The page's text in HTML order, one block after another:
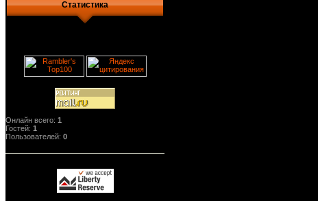
Статистика
Онлайн всего: 1
Гостей: 1
Пользователей: 0